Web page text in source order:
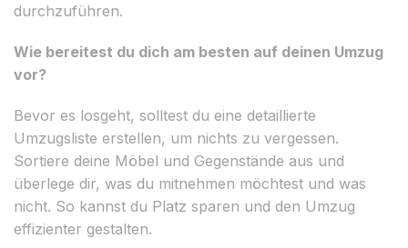
durchzuführen.
Wie bereitest du dich am besten auf deinen Umzug
vor?
Bevor es losgeht, solltest du eine detaillierte
Umzugsliste erstellen, um nichts zu vergessen.
Sortiere deine Möbel und Gegenstände aus und
überlege dir, was du mitnehmen möchtest und was
nicht. So kannst du Platz sparen und den Umzug
effizienter gestalten.